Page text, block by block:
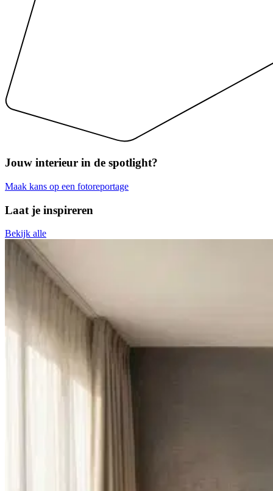
Jouw interieur in de spotlight?
Maak kans op een fotoreportage
Laat je inspireren
Bekijk alle